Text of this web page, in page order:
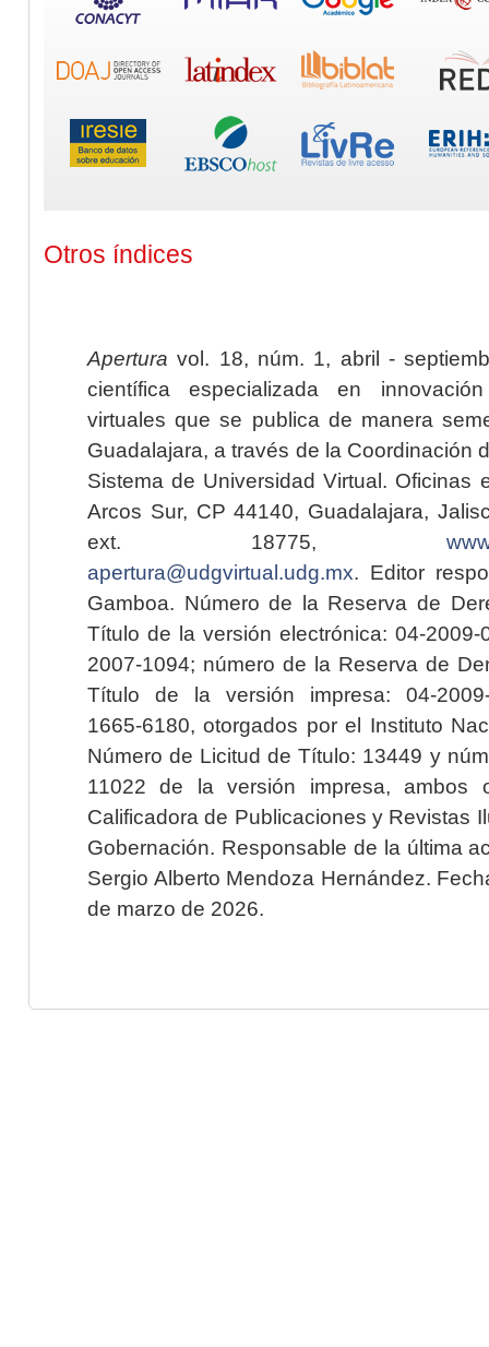
Otros índices
Apertura vol. 18, núm. 1, abril -
científica especializada en
virtuales que se publica de manera
Guadalajara, a través de la Coordinación
Sistema de Universidad Virtual. Oficinas
Arcos Sur, CP 44140, Guadalajara,
ext. 18775,
apertura@udgvirtual.udg.mx. Editor
Gamboa. Número de la Reserva de
Título de la versión electrónica: 04-2009-
2007-1094; número de la Reserva de
Título de la versión impresa: 04-2009-
1665-6180, otorgados por el Instituto
Número de Licitud de Título: 13449 y
11022 de la versión impresa, ambos
Calificadora de Publicaciones y Revistas
Gobernación. Responsable de la última
Sergio Alberto Mendoza Hernández.
de marzo de 2026.